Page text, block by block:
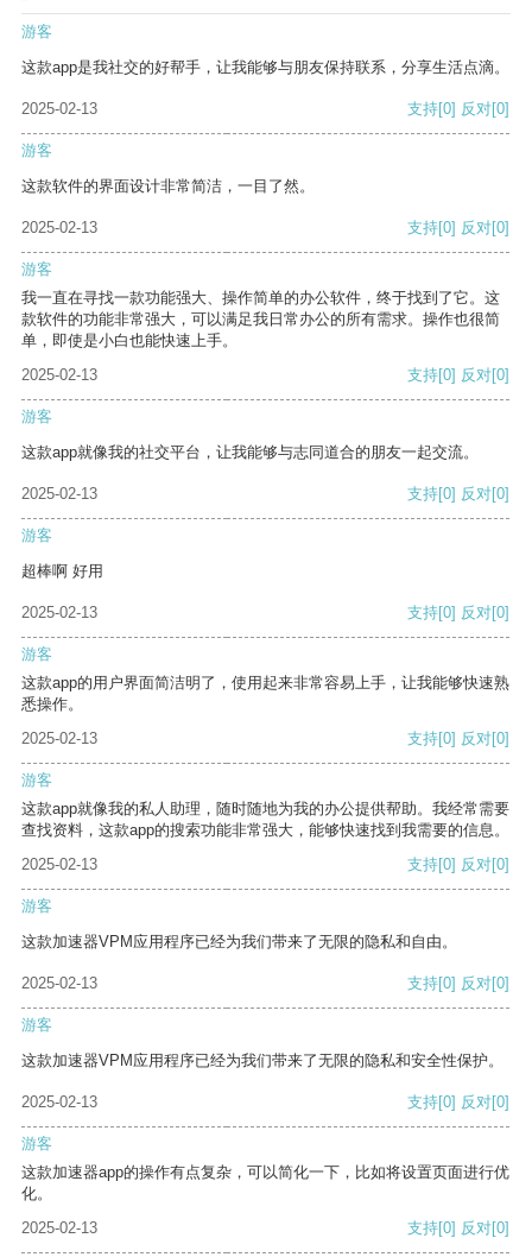
游客
这款app是我社交的好帮手，让我能够与朋友保持联系，分享生活点滴。
2025-02-13 支持[0] 反对[0]
游客
这款软件的界面设计非常简洁，一目了然。
2025-02-13 支持[0] 反对[0]
游客
我一直在寻找一款功能强大、操作简单的办公软件，终于找到了它。这
款软件的功能非常强大，可以满足我日常办公的所有需求。操作也很简
单，即使是小白也能快速上手。
2025-02-13
支持[0] 反对[0]
游客
这款app就像我的社交平台，让我能够与志同道合的朋友一起交流。
2025-02-13 支持[0] 反对[0]
游客
超棒啊 好用
2025-02-13 支持[0] 反对[0]
游客
这款app的用户界面简洁明了，使用起来非常容易上手，让我能够快速熟
悉操作。
2025-02-13
支持[0] 反对[0]
游客
这款app就像我的私人助理，随时随地为我的办公提供帮助。我经常需要
查找资料，这款app的搜索功能非常强大，能够快速找到我需要的信息。
2025-02-13
支持[0] 反对[0]
游客
这款加速器VPM应用程序已经为我们带来了无限的隐私和自由。
2025-02-13 支持[0] 反对[0]
游客
这款加速器VPM应用程序已经为我们带来了无限的隐私和安全性保护。
2025-02-13 支持[0] 反对[0]
游客
这款加速器app的操作有点复杂，可以简化一下，比如将设置页面进行优
化。
2025-02-13
支持[0] 反对[0]